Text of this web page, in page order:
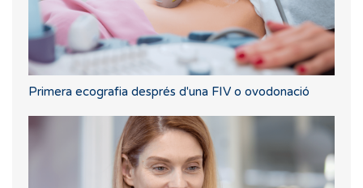
Primera ecografia després d'una FIV o ovodonació